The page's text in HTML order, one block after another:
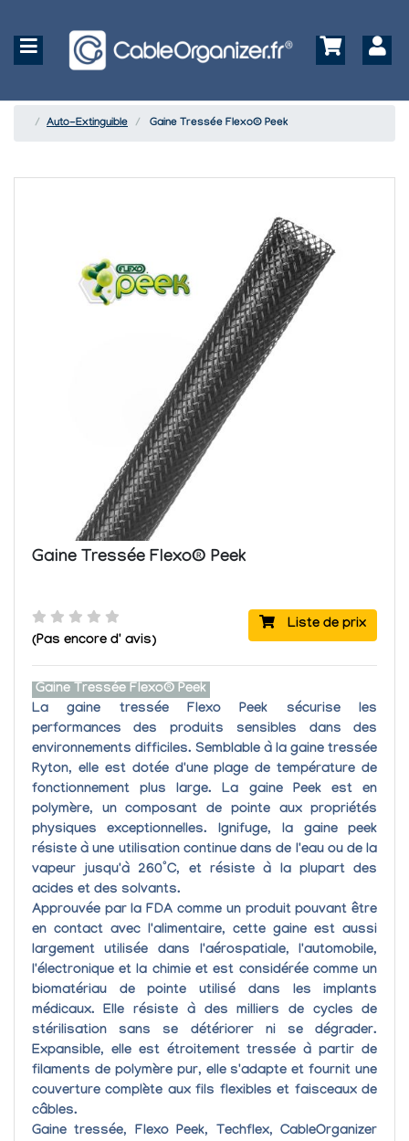
Auto-Extinguible Gaine Tressée Flexo® Peek
Gaine Tressée Flexo® Peek
Liste de prix
(Pas encore d' avis)
Gaine Tressée Flexo® Peek
Lagaine tressée Flexo Peek sécurise les
performances des produits sensibles dans des
environnements difficiles. Semblable à la gaine tressée
Ryton, elleest dotée d'une plage de température de
fonctionnement plus large. La gaine Peek est en
polymère, un composant de pointe aux propriétés
physiques exceptionnelles.Ignifuge, la gaine peek
résiste à une utilisation continue dans de l'eau ou de la
vapeur jusqu'à 260°C, et résiste à la plupart des
acides et des solvants.
Approuvée par la FDA comme un produit pouvant être
en contact avec l'alimentaire, cette gaine est aussi
largement utilisée dans l'aérospatiale, l'automobile,
l'électronique et la chimie et est considérée comme un
biomatériau de pointe utilisé dans les implants
médicaux. Ellerésiste à des milliers de cycles de
stérilisationsans se détériorer ni se dégrader.
Expansible, elle est étroitement tressée à partir de
filaments de polymère pur, elle s'adapte et fournit une
couverture complète aux fils flexibles et faisceaux de
câbles.
Gaine tressée, Flexo Peek, Techflex, CableOrganizer